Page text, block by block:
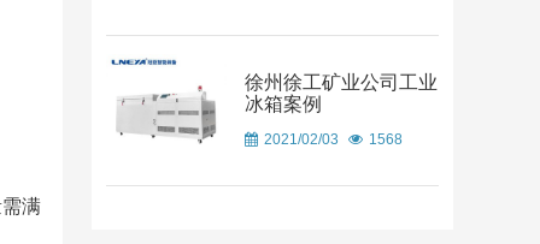
满
徐州徐工矿业公司工业
冰箱案例
2021/02/03 1568